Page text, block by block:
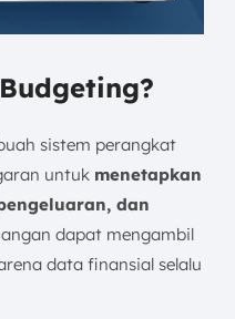
sistem perangkat
untuk menetapkan
dan
dapat mengambil
data finansial selalu